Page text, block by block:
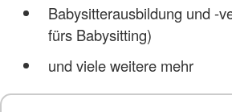
Babysitterausbildung und -
fürs Babysitting)
und viele weitere mehr